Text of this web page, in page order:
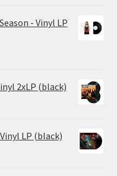
- Vinyl LP
2xLP (black)
LP (black)